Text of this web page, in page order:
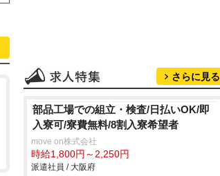
さらに見る
部品工場での組立・検査/日払いOK/即
入寮可/寮費無料/8割入寮希望者
move on株式会社
時給1,800円～2,250円
派遣社員 / 大阪府